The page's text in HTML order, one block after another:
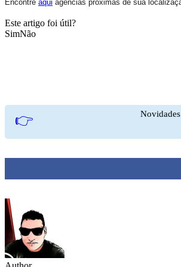
Encontre aqui agências próximas de sua
Este artigo foi útil?
SimNão
👉